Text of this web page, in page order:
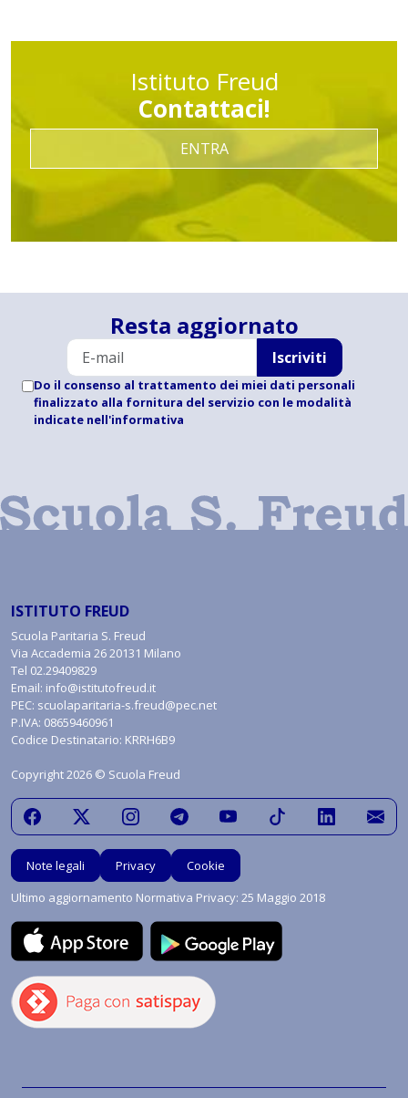
Istituto Freud
Contattaci!
ENTRA
Resta aggiornato
Iscriviti
Do il consenso al trattamento dei miei dati personali
finalizzato alla fornitura del servizio con le modalità
indicate nell'informativa
ISTITUTO FREUD
Scuola Paritaria S. Freud
Via Accademia 26 20131 Milano
Tel 02.29409829
Email: info@istitutofreud.it
PEC: scuolaparitaria-s.freud@pec.net
P.IVA: 08659460961
Codice Destinatario: KRRH6B9
Copyright 2026 © Scuola Freud
Note legali Privacy
Cookie
Ultimo aggiornamento Normativa Privacy: 25 Maggio 2018